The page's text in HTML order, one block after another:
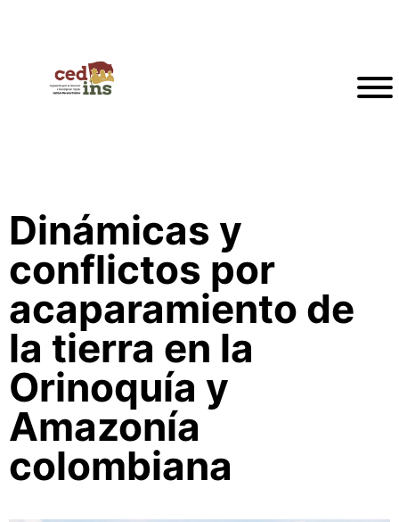
Dinámicas y
conflictos por
acaparamiento de
la tierra en la
Orinoquía y
Amazonía
colombiana